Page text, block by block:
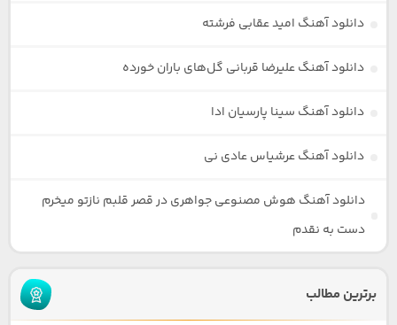
دانلود آهنگ امید عقابی فرشته
دانلود آهنگ علیرضا قربانی گل‌های باران خورده
دانلود آهنگ سینا پارسیان ادا
دانلود آهنگ عرشیاس عادی نی
دانلود آهنگ هوش مصنوعی جواهری در قصر قلبم نازتو میخرم
دست به نقدم
برترین مطالب